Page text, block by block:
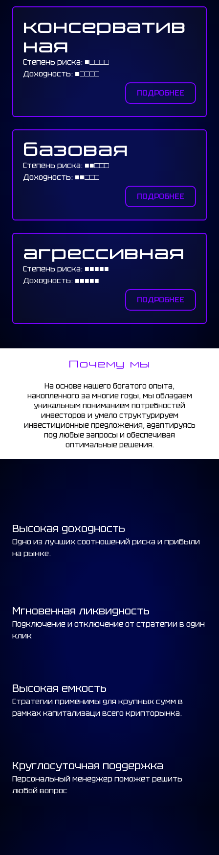
консерватив
ная
Степень риска: ■︎□︎□︎□︎□︎
Доходность: ■︎□︎□︎□︎□︎
ПОДРОБНЕЕ
базовая
Степень риска: ■︎■︎□︎□︎□︎
Доходность: ■︎■︎□︎□︎□︎
ПОДРОБНЕЕ
агрессивная
Степень риска: ■︎■︎■︎■︎■︎
Доходность: ■︎■︎■︎■︎■︎
ПОДРОБНЕЕ
На основе нашего богатого опыта,
накопленного за многие годы, мы обладаем
уникальным пониманием потребностей
инвесторов и умело структурируем
инвестиционные предложения, адаптируясь
под любые запросы и обеспечивая
оптимальные решения.
Почему мы
Высокая доходность
Одно из лучших соотношений риска и прибыли
на рынке.
Мгновенная ликвидность
Подключение и отключение от стратегии в один
клик
Высокая емкость
Стратегии применимы для крупных сумм в
рамках капитализаци всего крипторынка.
Круглосуточная поддержка
Персональный менеджер поможет решить
любой вопрос